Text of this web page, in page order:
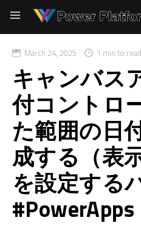
March 24, 2025 1 min to read
キャンバス
付コントロ
た範囲の日
成する（表
を設定する
#PowerApps